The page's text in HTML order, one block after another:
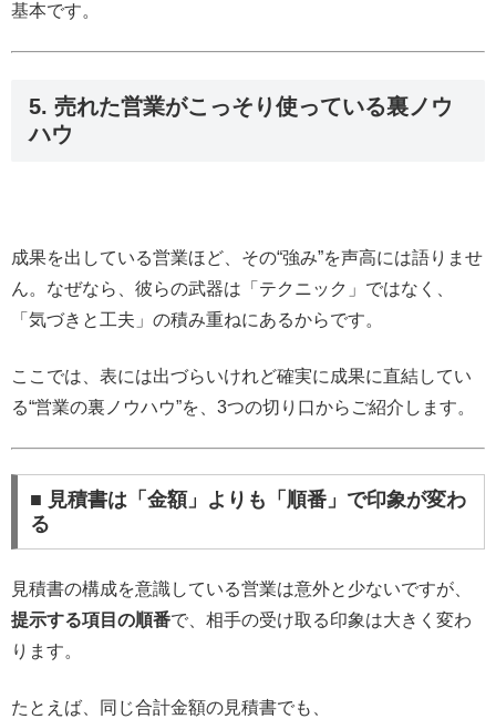
基本です。
5. 売れた営業がこっそり使っている裏ノウ
ハウ
成果を出している営業ほど、その“強み”を声高には語りませ
ん。なぜなら、彼らの武器は「テクニック」ではなく、
「気づきと工夫」の積み重ねにあるからです。
ここでは、表には出づらいけれど確実に成果に直結してい
る“営業の裏ノウハウ”を、3つの切り口からご紹介します。
■ 見積書は「金額」よりも「順番」で印象が変わ
る
見積書の構成を意識している営業は意外と少ないですが、
提示する項目の順番で、相手の受け取る印象は大きく変わ
ります。
たとえば、同じ合計金額の見積書でも、